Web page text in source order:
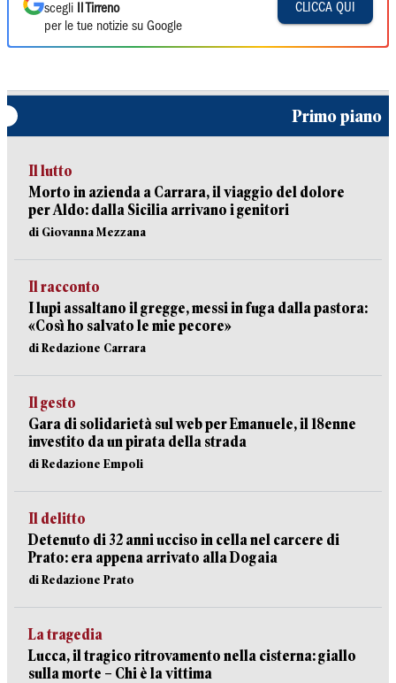
scegli
Il Tirreno
per le tue notizie su Google
CLICCA QUI
Primo piano
Il lutto
Morto in azienda a Carrara, il viaggio del dolore
per Aldo: dalla Sicilia arrivano i genitori
di Giovanna Mezzana
Il racconto
I lupi assaltano il gregge, messi in fuga dalla pastora:
«Così ho salvato le mie pecore»
di Redazione Carrara
Il gesto
Gara di solidarietà sul web per Emanuele, il 18enne
investito da un pirata della strada
di Redazione Empoli
Il delitto
Detenuto di 32 anni ucciso in cella nel carcere di
Prato: era appena arrivato alla Dogaia
di Redazione Prato
La tragedia
Lucca, il tragico ritrovamento nella cisterna: giallo
sulla morte – Chi è la vittima